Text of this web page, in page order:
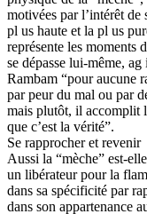
motivées par l’intérêt
pl us haute et la pl us
représente les moments
se dépasse lui-même,
Rambam “pour aucune
par peur du mal ou par
mais plutôt, il accomplit
que c’est la vérité”.
Se rapprocher et revenir
Aussi la “mèche” est-
un libérateur pour la
dans sa spécificité par
dans son appartenance